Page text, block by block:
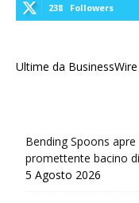
238 Followers
Ultime da BusinessWire
Bending Spoons
promettente bacino
5 Agosto 2026